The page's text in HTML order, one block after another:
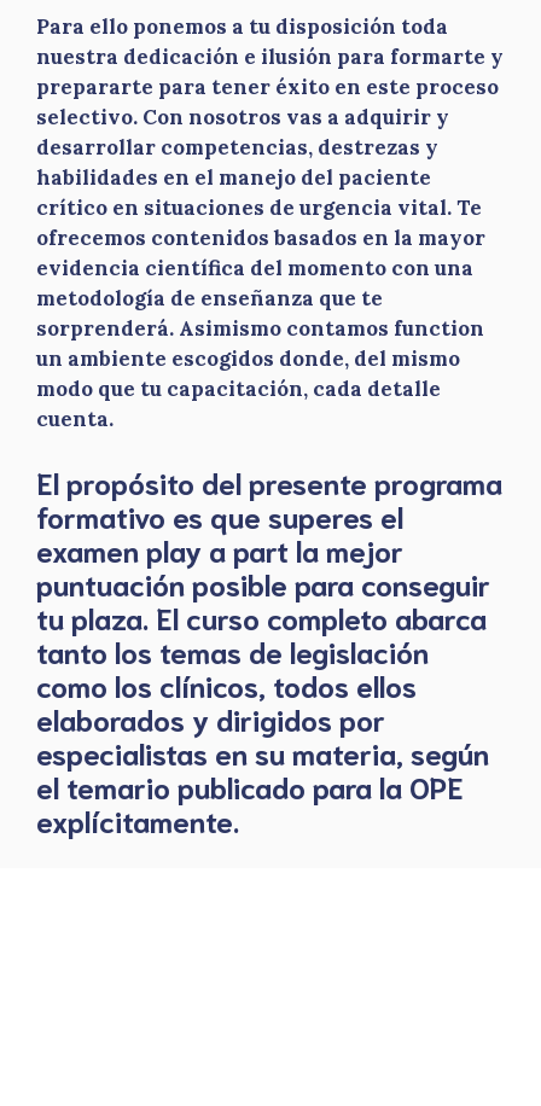
Para ello ponemos a tu disposición toda
nuestra dedicación e ilusión para formarte y
prepararte para tener éxito en este proceso
selectivo. Con nosotros vas a adquirir y
desarrollar competencias, destrezas y
habilidades en el manejo del paciente
crítico en situaciones de urgencia vital. Te
ofrecemos contenidos basados en la mayor
evidencia científica del momento con una
metodología de enseñanza que te
sorprenderá. Asimismo contamos function
un ambiente escogidos donde, del mismo
modo que tu capacitación, cada detalle
cuenta.
El propósito del presente programa
formativo es que superes el
examen play a part la mejor
puntuación posible para conseguir
tu plaza. El curso completo abarca
tanto los temas de legislación
como los clínicos, todos ellos
elaborados y dirigidos por
especialistas en su materia, según
el temario publicado para la OPE
explícitamente.